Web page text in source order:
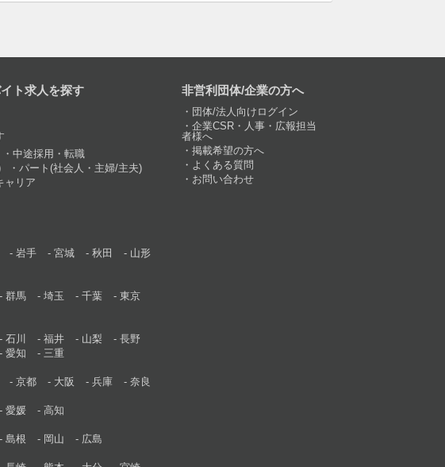
ト求人を探す
中途採用・転職
パート(社会人・主婦/主夫)
ャリア
岩手 宮城 秋田
山形
群馬 埼玉 千葉
東京
石川 福井 山梨
長野
愛知
三重
京都 大阪 兵庫
奈良
愛媛
高知
島根 岡山
広島
非営利団体/企業の方へ
団体/法人向けログイン
企業CSR・人事・広報担当
者様へ
掲載希望の方へ
よくある質問
お問い合わせ